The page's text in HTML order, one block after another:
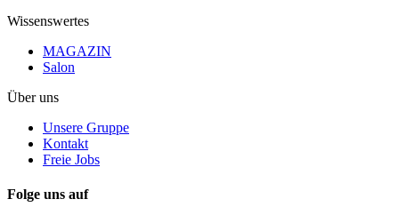
Wissenswertes
MAGAZIN
Salon
Über uns
Unsere Gruppe
Kontakt
Freie Jobs
Folge uns auf